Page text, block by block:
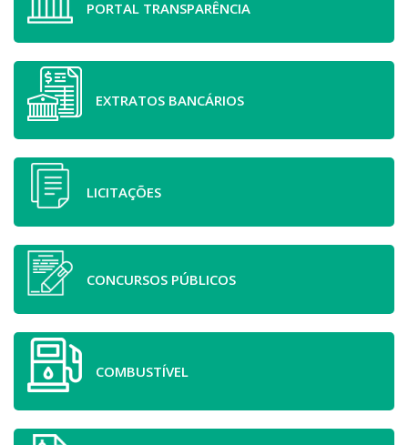
PORTAL TRANSPARÊNCIA
EXTRATOS BANCÁRIOS
LICITAÇÕES
CONCURSOS PÚBLICOS
COMBUSTÍVEL